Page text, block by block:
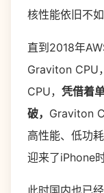
核性能依旧不
直到2018年
Graviton CPU
CPU， 凭借着
破， Graviton
高性能、低功
迎来了iPhone时
此时国内也已